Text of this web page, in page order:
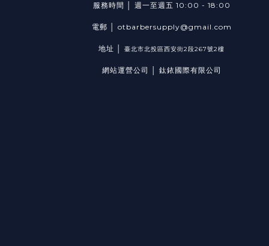
服務時間 │ 週一至週五 10:00 - 18:00
電郵 │ otbarbersupply@gmail.com
地址 │ 臺北市北投區西安街2段267號2樓
網站運營公司 │ 鈦銥國際有限公司